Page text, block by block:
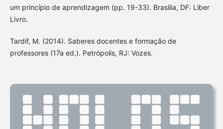
um princípio de aprendizagem (pp. 19-33). Brasília, DF: Liber
Livro.
Tardif, M. (2014). Saberes docentes e formação de
professores (17a ed.). Petrópolis, RJ: Vozes.